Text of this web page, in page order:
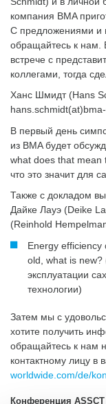
компания BMA
С предложениями и
обращайтесь к нам.
встрече с
коллегами, тогда
Ханс Шмидт (Hans
В первый день
из BMA будет
what does that
что это значит для
Также с докладом
Дайке Лауэ (Deike
(Reinhold
Energy
old, what is new?
эксплуатации
технологии)
Затем мы с
хотите получить
обращайтесь к нам
контактному лицу в
worldwide.com/de/
Конференция ASSCT